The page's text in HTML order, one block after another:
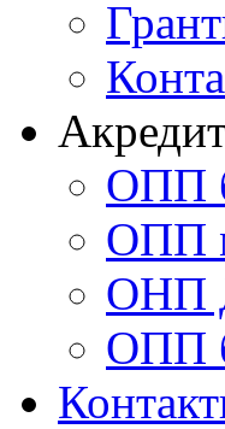
ОПП
ОПП
ОНП
ОПП